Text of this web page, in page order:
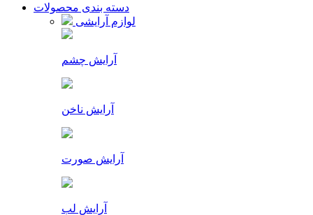
دسته بندی محصولات
لوازم آرایشی
آرایش چشم
آرایش ناخن
آرایش صورت
آرایش لب